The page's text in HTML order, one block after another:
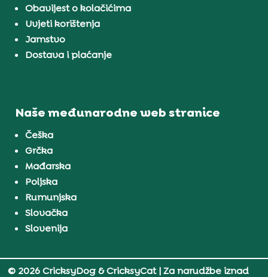
Obavijest o kolačićima
Uvjeti korištenja
Jamstvo
Dostava i plaćanje
Naše međunarodne web stranice
Češka
Grčka
Mađarska
Poljska
Rumunjska
Slovačka
Slovenija
© 2026 CricksyDog & CricksyCat| Za narudžbe iznad